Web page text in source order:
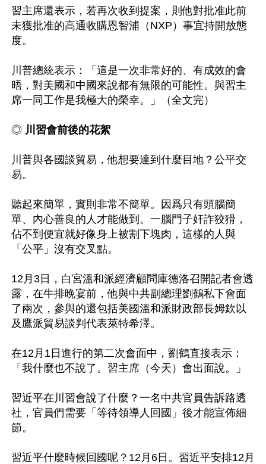
習主席還表示，若再次收到提案，則他對批准此前
未獲批准的高通收購恩智浦（NXP）事宜持開放態
度。
川普總統表示：「這是一次非常好的、有成效的會
晤，對美國和中國來說都有無限的可能性。與習主
席一同工作是我極大的榮幸。」（全文完）
◎ 川習會前後的花絮
川普與各國談貿易，他想要達到什麼目地？公平交
易。
聽起來簡單，實則非常不簡單。因爲只有頭腦簡
單、內心善良的人才能做到。一腦門子奸詐狡猾，
佔不到便宜就好像身上被割下塊肉，這樣的人與
「公平」沒有交叉點。
12月3日，白宮溫和派經濟顧問庫德洛召開記者會透
露，在牛排晚宴前，他與中共副總理劉鶴私下會面
了兩次，參與的還包括美國溫和派財政部長姆欽以
及鷹派貿易談判代表萊特希澤。
在12月1日進行的第二次會面中，劉鶴直接表示：
「我什麼也不說了。習主席（今天）會出面說。」
習近平在川習會說了什麼？一名中共官員告訴路透
社，官員們需要「等待領導人回國」後才能宣佈細
節。
習近平什麼時候回國呢？12月6日。習近平安排12月